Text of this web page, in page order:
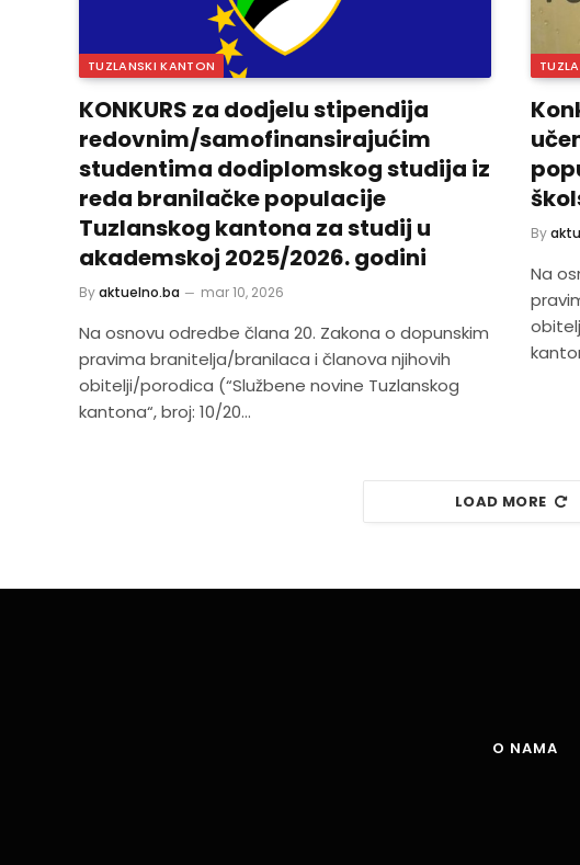
TUZLANSKI KANTON
KONKURS za dodjelu stipendija
redovnim/samofinansirajućim
studentima dodiplomskog studija iz
reda branilačke populacije
Tuzlanskog kantona za studij u
akademskoj 2025/2026. godini
Byaktuelno.ba mar 10, 2026
Na osnovu odredbe člana 20. Zakona o dopunskim
pravima branitelja/branilaca i članova njihovih
obitelji/porodica (“Službene novine Tuzlanskog
kantona“, broj: 10/20…
By
Na
LOAD MORE
O NAMA